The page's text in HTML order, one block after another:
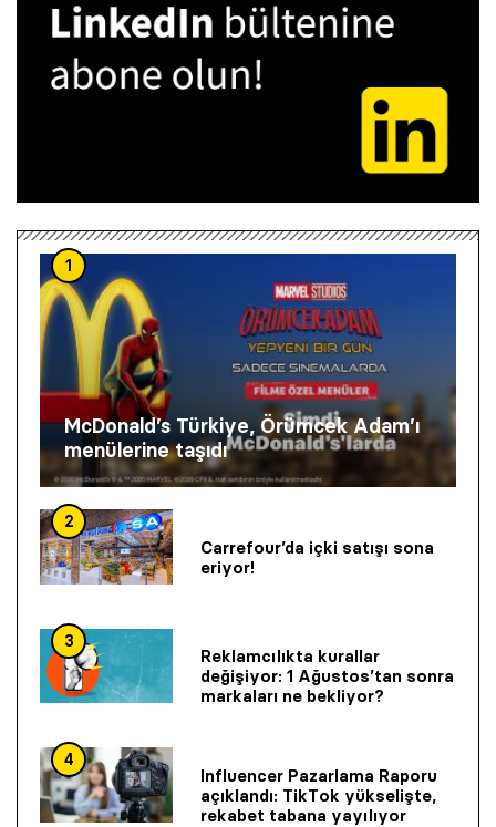
1
McDonald’s Türkiye, Örümcek Adam’ı
menülerine taşıdı
2
Carrefour’da içki satışı sona
eriyor!
3
Reklamcılıkta kurallar
değişiyor: 1 Ağustos’tan sonra
markaları ne bekliyor?
4
Influencer Pazarlama Raporu
açıklandı: TikTok yükselişte,
rekabet tabana yayılıyor